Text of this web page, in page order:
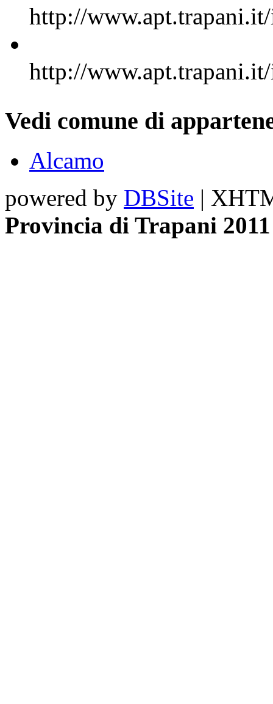
http://
http://
Vedi comune di
Alcamo
powered by DBSite |
Provincia di Trapani 2011